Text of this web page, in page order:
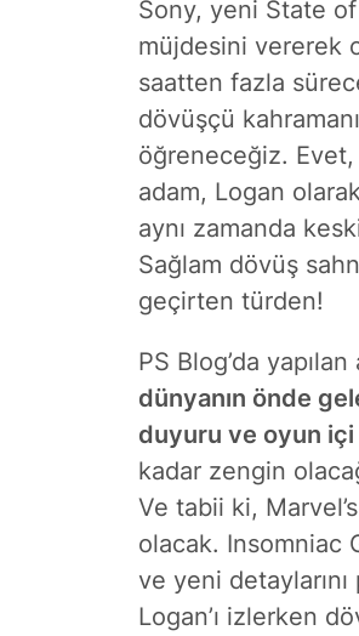
Sony, yeni State
müjdesini vererek
saatten fazla
dövüşçü
öğreneceğiz.
adam, Logan
aynı zamanda
Sağlam dövüş
geçirten türden!
PS Blog’da yapılan
dünyanın önde
duyuru ve oyun içi
kadar zengin
Ve tabii ki,
olacak. Insomniac
ve yeni
Logan’ı izlerken